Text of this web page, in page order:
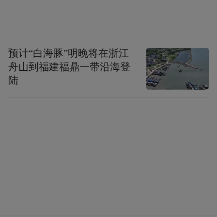
预计“白海豚”明晚将在浙江
舟山到福建福鼎一带沿海登
陆